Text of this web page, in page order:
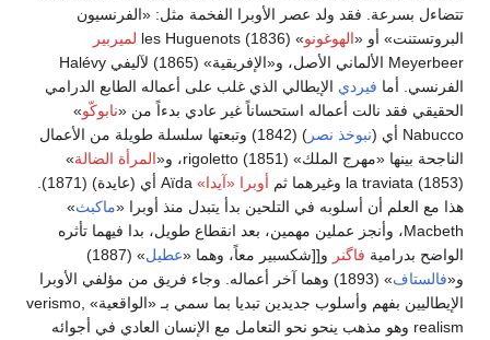
تتضاءل بسرعة. فقد ولد عصر الأوبرا الفخمة مثل: «الفرنسيون
البروتستنت» أو «الهوغونو» (1836) les Huguenots
لميربير
Meyerbeer الألماني الأصل، و«الإفريقية» (1865) لآليفي Halévy
الفرنسي. أما فيردي الإيطالي الذي غلب على أعماله الطابع الدرامي
الحقيقي فقد نالت أعماله استحساناً غير عادي بدءاً من «نابوكّو»
Nabucco أي (
نبوخذ نصر
) (1842) وتبعتها سلسلة طويلة من الأعمال
الناجحة بينها «مهرج الملك» (1851) rigoletto، و«
المرأة الضالة»
(1853) la traviata وغيرهما ثم
أوبرا «آيدا»
Aïda أي (عايدة) (1871).
هذا مع العلم أن أسلوبه في التلحين بدأ يتبدل منذ أوبرا «ماكبث»
Macbeth، وأنجز عملين مهمين، بعد انقطاع طويل، بدا فيهما تأثره
الواضح بدرامية فاگنر و[[شكسبير معاً، وهما «عطيل
» (1887)
و«فالستاف
» (1893) وهما آخر أعماله. وجاء فريق من مؤلفي الأوبرا
الإيطاليين بفهم وأسلوب جديدين تبديا بما سمي بـ «الواقعية» verismo,
realism وهو مذهب ينحو نحو التعامل مع الإنسان العادي في أجوائه